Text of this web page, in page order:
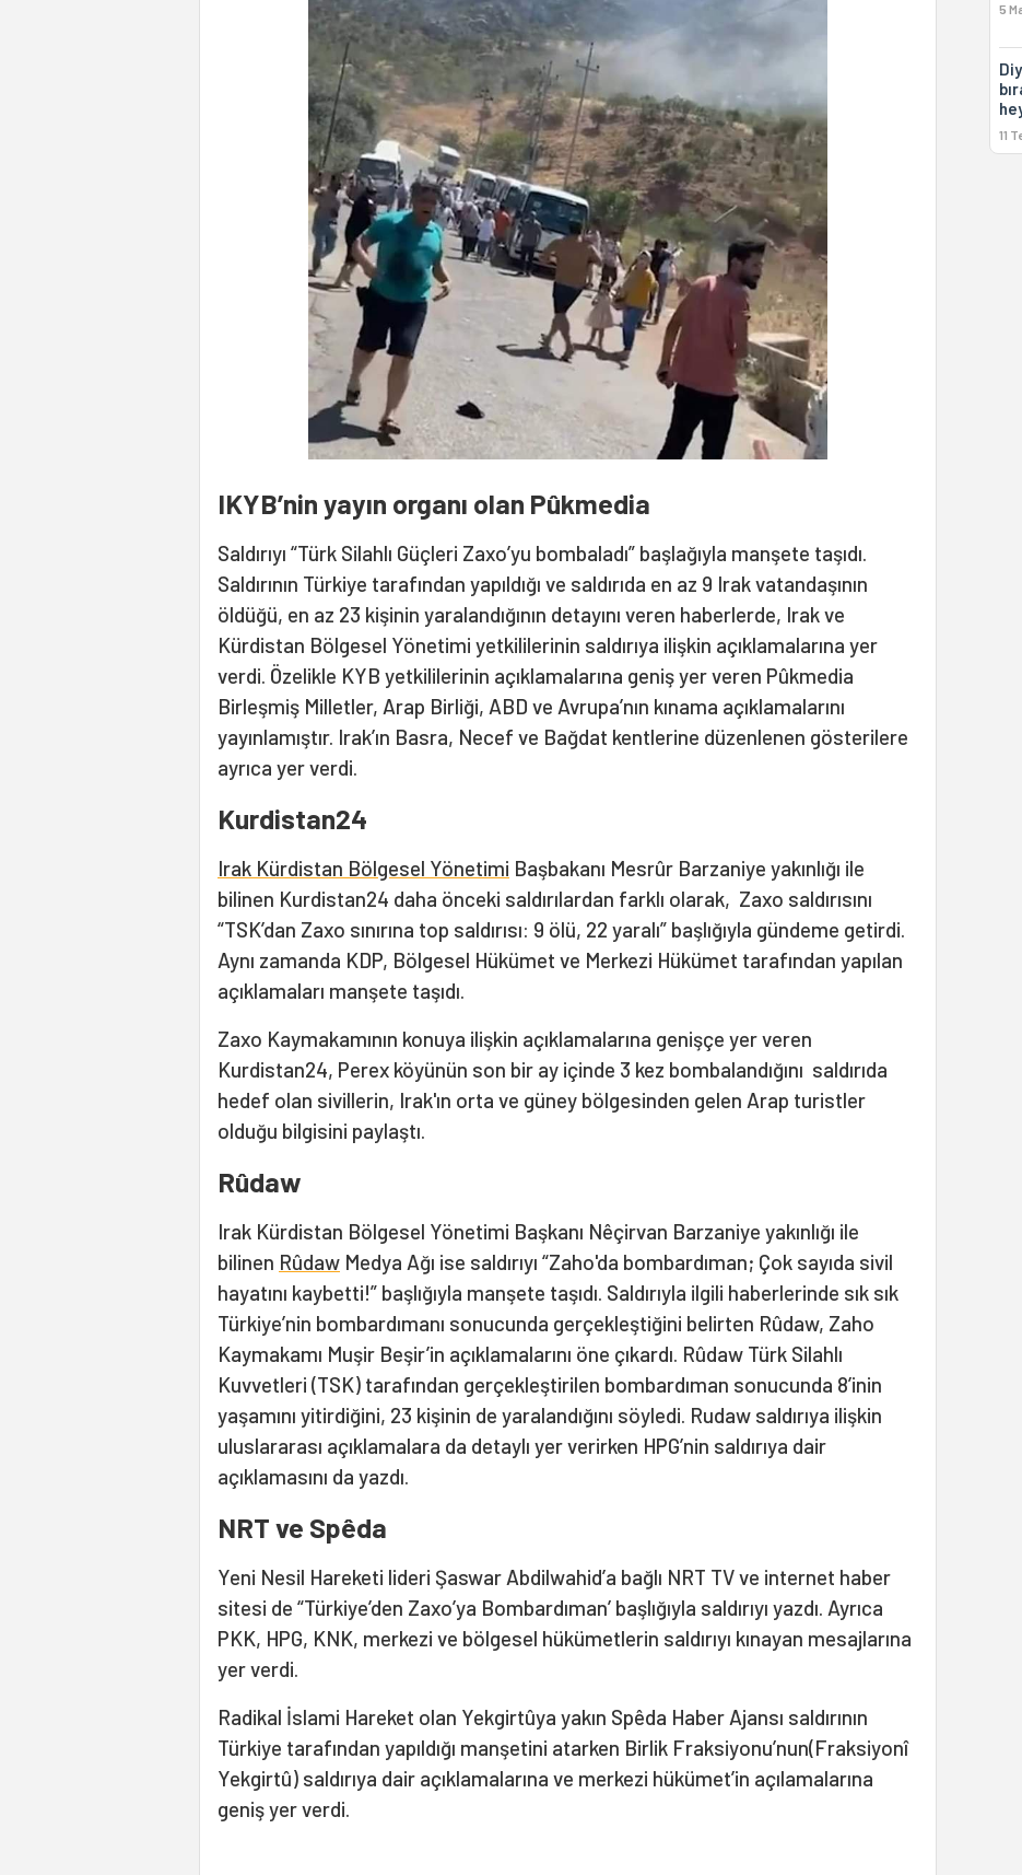
IKYB’nin yayın organı olan Pûkmedia
Saldırıyı “Türk Silahlı Güçleri Zaxo’yu bombaladı” başlağıyla manşete taşıdı.
Saldırının Türkiye tarafından yapıldığı ve saldırıda en az 9 Irak vatandaşının
öldüğü, en az 23 kişinin yaralandığının detayını veren haberlerde, Irak ve
Kürdistan Bölgesel Yönetimi yetkililerinin saldırıya ilişkin açıklamalarına yer
verdi. Özelikle KYB yetkililerinin açıklamalarına geniş yer veren Pûkmedia
Birleşmiş Milletler, Arap Birliği, ABD ve Avrupa’nın kınama açıklamalarını
yayınlamıştır. Irak’ın Basra, Necef ve Bağdat kentlerine düzenlenen gösterilere
ayrıca yer verdi.
Kurdistan24
Irak Kürdistan Bölgesel Yönetimi Başbakanı Mesrûr Barzaniye yakınlığı ile
bilinen Kurdistan24 daha önceki saldırılardan farklı olarak, Zaxo saldırısını
“TSK’dan Zaxo sınırına top saldırısı: 9 ölü, 22 yaralı” başlığıyla gündeme getirdi.
Aynı zamanda KDP, Bölgesel Hükümet ve Merkezi Hükümet tarafından yapılan
açıklamaları manşete taşıdı.
Zaxo Kaymakamının konuya ilişkin açıklamalarına genişçe yer veren
Kurdistan24, Perex köyünün son bir ay içinde 3 kez bombalandığını saldırıda
hedef olan sivillerin, Irak'ın orta ve güney bölgesinden gelen Arap turistler
olduğu bilgisini paylaştı.
Rûdaw
Irak Kürdistan Bölgesel Yönetimi Başkanı Nêçirvan Barzaniye yakınlığı ile
bilinen Rûdaw Medya Ağı ise saldırıyı “Zaho'da bombardıman; Çok sayıda sivil
hayatını kaybetti!” başlığıyla manşete taşıdı. Saldırıyla ilgili haberlerinde sık sık
Türkiye’nin bombardımanı sonucunda gerçekleştiğini belirten Rûdaw, Zaho
Kaymakamı Muşir Beşir’in açıklamalarını öne çıkardı. Rûdaw Türk Silahlı
Kuvvetleri (TSK) tarafından gerçekleştirilen bombardıman sonucunda 8’inin
yaşamını yitirdiğini, 23 kişinin de yaralandığını söyledi. Rudaw saldırıya ilişkin
uluslararası açıklamalara da detaylı yer verirken HPG’nin saldırıya dair
açıklamasını da yazdı.
NRT ve Spêda
Yeni Nesil Hareketi lideri Şaswar Abdilwahid’a bağlı NRT TV ve internet haber
sitesi de “Türkiye’den Zaxo’ya Bombardıman’ başlığıyla saldırıyı yazdı. Ayrıca
PKK, HPG, KNK, merkezi ve bölgesel hükümetlerin saldırıyı kınayan mesajlarına
yer verdi.
Radikal İslami Hareket olan Yekgirtûya yakın Spêda Haber Ajansı saldırının
Türkiye tarafından yapıldığı manşetini atarken Birlik Fraksiyonu’nun(Fraksiyonî
Yekgirtû) saldırıya dair açıklamalarına ve merkezi hükümet’in açılamalarına
geniş yer verdi.
5
11